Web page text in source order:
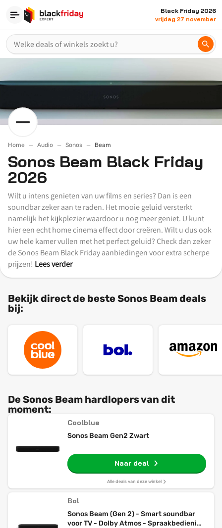
Black Friday 2026
vrijdag 27 november
Home Audio Sonos Beam
Sonos Beam Black Friday
2026
Wilt u intens genieten van uw films en series? Dan is een
soundbar zeker aan te raden. Het mooie geluid versterkt
namelijk het kijkplezier waardoor u nog meer geniet. U kunt
hier een echt home cinema effect door creëren. Wilt u dus ook
uw hele kamer vullen met het perfect geluid? Check dan zeker
de Sonos Beam Black Friday aanbiedingen voor extra scherpe
prijzen! Lees verder
Bekijk direct de beste Sonos Beam deals
bij:
De Sonos Beam hardlopers van dit
moment:
Coolblue
Sonos Beam Gen2 Zwart
Naar deal
Alle deals van deze winkel
Bol
Sonos Beam (Gen 2) - Smart soundbar
voor TV - Dolby Atmos - Spraakbediening